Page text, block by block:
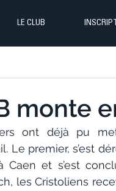
LE CLUB
monte
ont déjà pu
premier, s’est
Caen et s’est
les Cristoliens